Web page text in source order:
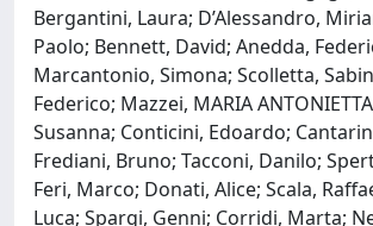
Bergantini, Laura; D’Alessandro,
Paolo; Bennett, David; Anedda,
Marcantonio, Simona; Scolletta,
Federico; Mazzei, MARIA
Susanna; Conticini, Edoardo;
Frediani, Bruno; Tacconi, Danilo;
Feri, Marco; Donati, Alice; Scala,
Luca; Spargi, Genni; Corridi, Marta;